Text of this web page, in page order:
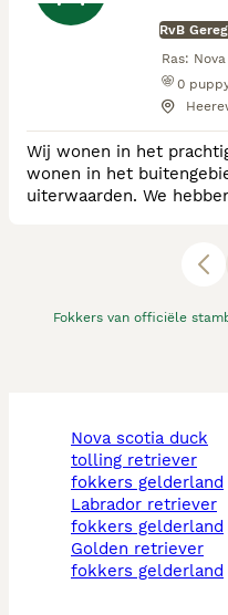
Fokkers van officiële
RvB
Ras:
0
Wij wonen in het
wonen in het
uiterwaarden. We
honden een nestje
en open
nova scotia duck
tolling retriever
fokkers gelderland
labrador retriever
fokkers gelderland
golden retriever
fokkers gelderland